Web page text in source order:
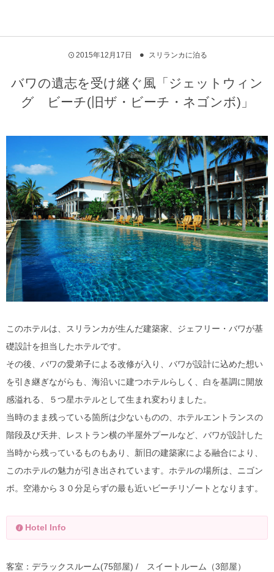
2015年12月17日 スリランカに泊る
バワの遺志を受け継ぐ風「ジェットウィン
グ ビーチ(旧ザ・ビーチ・ネゴンボ)」
このホテルは、スリランカが生んだ建築家、ジェフリー・バワが基
礎設計を担当したホテルです。
その後、バワの愛弟子による改修が入り、バワが設計に込めた想い
を引き継ぎながらも、海沿いに建つホテルらしく、白を基調に開放
感溢れる、５つ星ホテルとして生まれ変わりました。
当時のまま残っている箇所は少ないものの、ホテルエントランスの
階段及び天井、レストラン横の半屋外プールなど、バワが設計した
当時から残っているものもあり、新旧の建築家による融合により、
このホテルの魅力が引き出されています。ホテルの場所は、ニゴン
ボ。空港から３０分足らずの最も近いビーチリゾートとなります。
Hotel Info
客室：デラックスルーム(75部屋) / スイートルーム（3部屋）